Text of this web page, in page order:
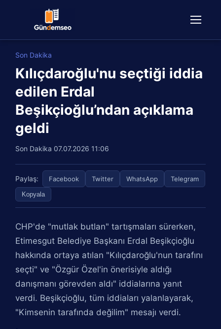
Son Dakika
Kılıçdaroğlu'nu seçtiği iddia
edilen Erdal
Beşikçioğlu’ndan açıklama
geldi
Son Dakika 07.07.2026 11:06
Paylaş: Facebook Twitter WhatsApp Telegram
Kopyala
CHP'de "mutlak butlan" tartışmaları sürerken,
Etimesgut Belediye Başkanı Erdal Beşikçioğlu
hakkında ortaya atılan "Kılıçdaroğlu'nun tarafını
seçti" ve "Özgür Özel'in önerisiyle aldığı
danışmanı görevden aldı" iddialarına yanıt
verdi. Beşikçioğlu, tüm iddiaları yalanlayarak,
"Kimsenin tarafında değilim" mesajı verdi.